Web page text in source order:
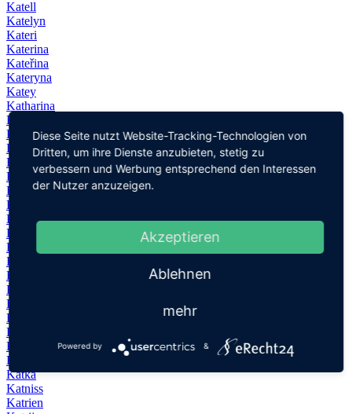
Katell
Katelyn
Kateri
Katerina
Kateřina
Kateryna
Katey
Katharina
Katharine
Käthe
Katherina
Katherine
Katheryn
Kathi
Kathleen
Kathlyn
Kathrin
Kathryn
Kathy
Kati
Katia
Katica
Katie
Katina
Katinka
Katja
Katka
Katniss
Katrien
Diese Seite nutzt Website-Tracking-Technologien von
Dritten, um ihre Dienste anzubieten, stetig zu
verbessern und Werbung entsprechend den Interessen
der Nutzer anzuzeigen.
Akzeptieren
Ablehnen
mehr
Powered by &